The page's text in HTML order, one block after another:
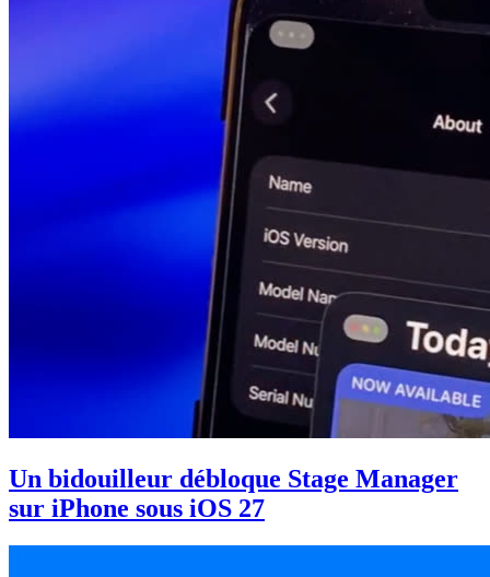
Un bidouilleur débloque Stage Manager
sur iPhone sous iOS 27